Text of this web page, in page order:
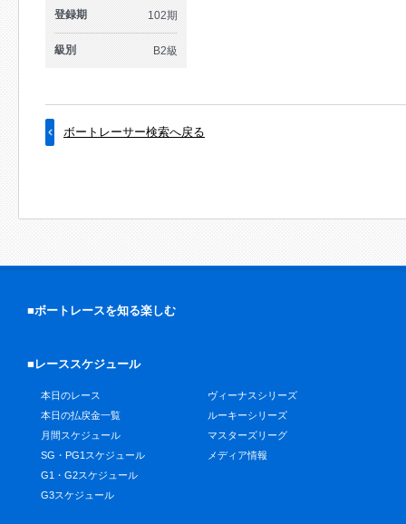
登録期 102期
級別 B2級
ボートレーサー検索へ戻る
■ボートレースを知る楽しむ
■レーススケジュール
本日のレース
本日の払戻金一覧
月間スケジュール
SG・PG1スケジュール
G1・G2スケジュール
G3スケジュール
ヴィーナスシリーズ
ルーキーシリーズ
マスターズリーグ
メディア情報